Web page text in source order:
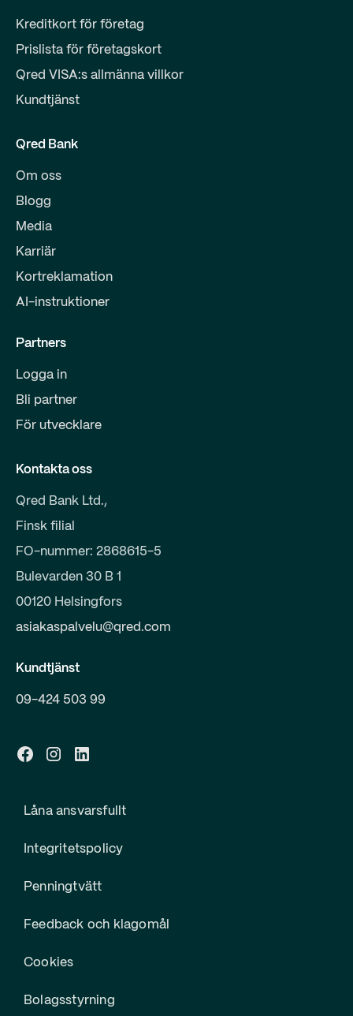
Kreditkort för företag
Prislista för företagskort
Qred VISA:s allmänna villkor
Kundtjänst
Qred Bank
Om oss
Blogg
Media
Karriär
Kortreklamation
AI-instruktioner
Partners
Logga in
Bli partner
För utvecklare
Kontakta oss
Qred Bank Ltd.,
Finsk filial
FO-nummer: 2868615-5
Bulevarden 30 B 1
00120 Helsingfors
asiakaspalvelu@qred.com
Kundtjänst
09-424 503 99
Låna ansvarsfullt
Integritetspolicy
Penningtvätt
Feedback och klagomål
Cookies
Bolagsstyrning